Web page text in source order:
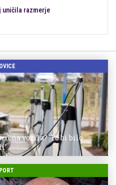
uničila razmerje
vozila? 'To bi bilo